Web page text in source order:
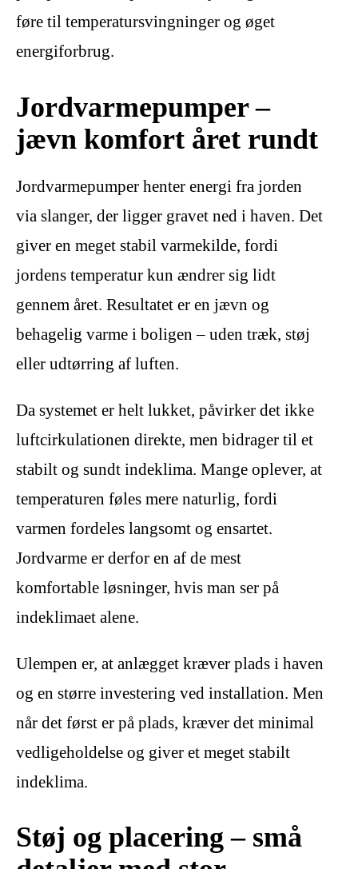
føre til temperatursvingninger og øget
energiforbrug.
Jordvarmepumper –
jævn komfort året rundt
Jordvarmepumper henter energi fra jorden
via slanger, der ligger gravet ned i haven. Det
giver en meget stabil varmekilde, fordi
jordens temperatur kun ændrer sig lidt
gennem året. Resultatet er en jævn og
behagelig varme i boligen – uden træk, støj
eller udtørring af luften.
Da systemet er helt lukket, påvirker det ikke
luftcirkulationen direkte, men bidrager til et
stabilt og sundt indeklima. Mange oplever, at
temperaturen føles mere naturlig, fordi
varmen fordeles langsomt og ensartet.
Jordvarme er derfor en af de mest
komfortable løsninger, hvis man ser på
indeklimaet alene.
Ulempen er, at anlægget kræver plads i haven
og en større investering ved installation. Men
når det først er på plads, kræver det minimal
vedligeholdelse og giver et meget stabilt
indeklima.
Støj og placering – små